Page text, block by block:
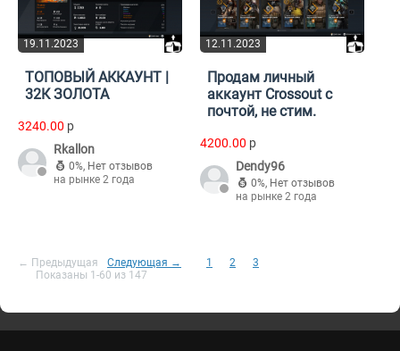
19.11.2023
ТОПОВЫЙ АККАУНТ |
32К ЗОЛОТА
3240.00 p
Rkallon
0%, Нет отзывов
на рынке 2 года
12.11.2023
Продам личный
аккаунт Crossout с
почтой, не стим.
4200.00 p
Dendy96
0%, Нет отзывов
на рынке 2 года
← Предыдущая Следующая → 1 2
3
Показаны 1-60 из 147